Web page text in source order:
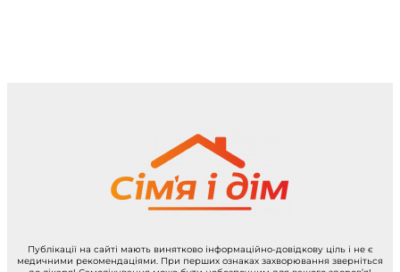
Публікації на сайті мають винятково інформаційно-довідкову ціль і не є
медичними рекомендаціями. При перших ознаках захворювання зверніться